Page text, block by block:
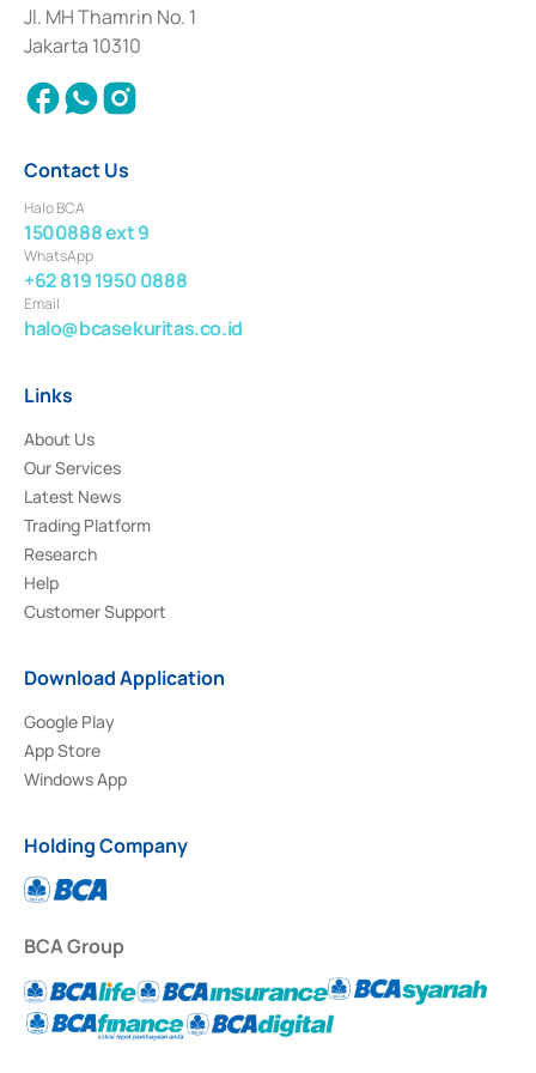
Institution for the Issuance, Transaction, and Administration and
Settlement of Commercial Paper Transactions whose license was issued in
2018.
Jl. MH Thamrin No. 1
Jakarta 10310
Contact Us
Halo BCA
1500888 ext 9
WhatsApp
+62 819 1950 0888
Email
halo@bcasekuritas.co.id
Links
About Us
Our Services
Latest News
Trading Platform
Research
Help
Customer Support
Download Application
Google Play
App Store
Windows App
Holding Company
BCA Group